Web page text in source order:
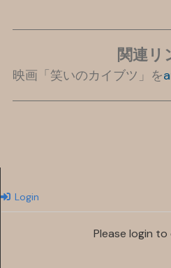
関連リ
映画「笑いのカイブツ」を
Login
Please login